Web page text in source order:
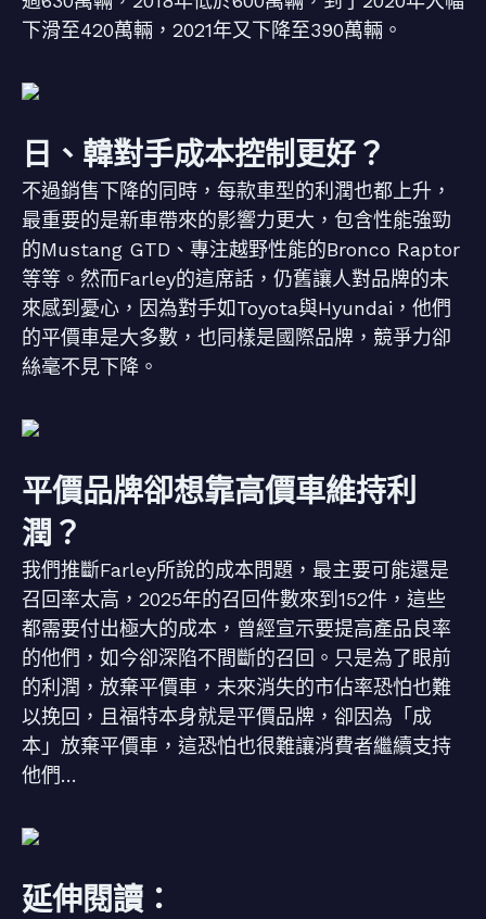
下滑至420萬輛，2021年又下降至390萬輛。
日、韓對手成本控制更好？
不過銷售下降的同時，每款車型的利潤也都上升，
最重要的是新車帶來的影響力更大，包含性能強勁
的Mustang GTD、專注越野性能的Bronco Raptor
等等。然而Farley的這席話，仍舊讓人對品牌的未
來感到憂心，因為對手如Toyota與Hyundai，他們
的平價車是大多數，也同樣是國際品牌，競爭力卻
絲毫不見下降。
平價品牌卻想靠高價車維持利
潤？
我們推斷Farley所說的成本問題，最主要可能還是
召回率太高，2025年的召回件數來到152件，這些
都需要付出極大的成本，曾經宣示要提高產品良率
的他們，如今卻深陷不間斷的召回。只是為了眼前
的利潤，放棄平價車，未來消失的市佔率恐怕也難
以挽回，且福特本身就是平價品牌，卻因為「成
本」放棄平價車，這恐怕也很難讓消費者繼續支持
他們…
延伸閱讀：